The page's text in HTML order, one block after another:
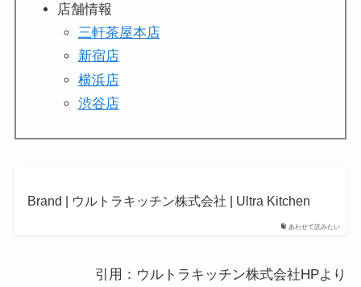
店舗情報
三軒茶屋本店
新宿店
横浜店
渋谷店
あわせて読みたい
Brand | ウルトラキッチン株式会社 | Ultra Kitchen
引用：ウルトラキッチン株式会社HPより